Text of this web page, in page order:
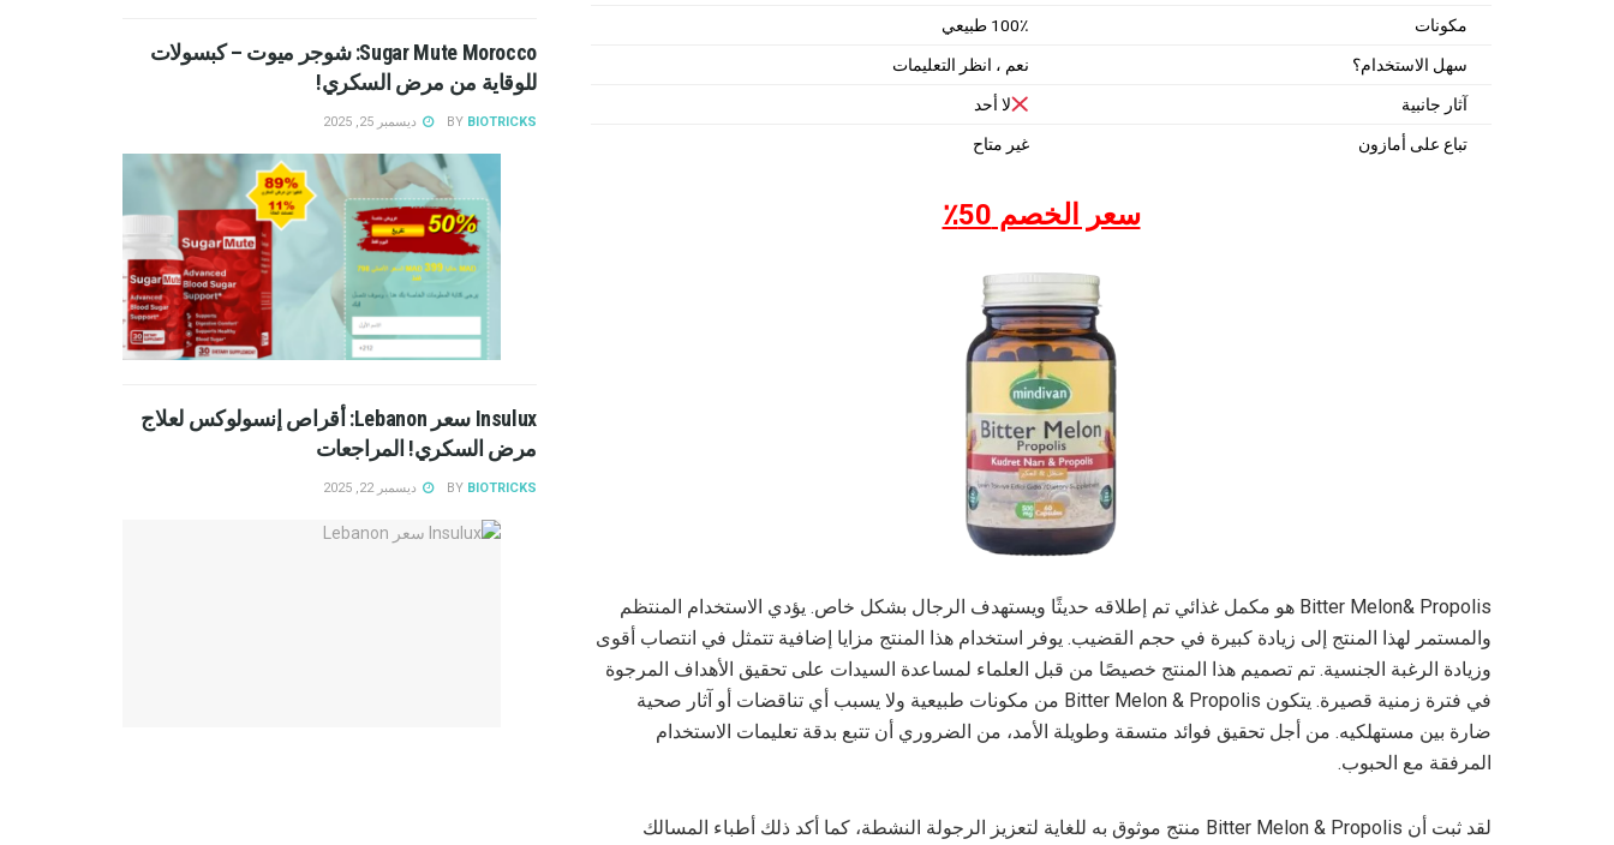
مكونات 100٪ طبيعي
سهل الاستخدام؟ نعم ، انظر التعليمات
آثار جانبية لا أحد
تباع على أمازون غير متاح
سعر الخصم 50٪
Bitter Melon& Propolis هو مكمل غذائي تم إطلاقه حديثًا ويستهدف الرجال بشكل خاص. يؤدي الاستخدام المنتظم
والمستمر لهذا المنتج إلى زيادة كبيرة في حجم القضيب. يوفر استخدام هذا المنتج مزايا إضافية تتمثل في انتصاب أقوى
وزيادة الرغبة الجنسية. تم تصميم هذا المنتج خصيصًا من قبل العلماء لمساعدة السيدات على تحقيق الأهداف المرجوة
في فترة زمنية قصيرة. يتكون Bitter Melon & Propolis من مكونات طبيعية ولا يسبب أي تناقضات أو آثار صحية
ضارة بين مستهلكيه. من أجل تحقيق فوائد متسقة وطويلة الأمد، من الضروري أن تتبع بدقة تعليمات الاستخدام
المرفقة مع الحبوب.
لقد ثبت أن Bitter Melon & Propolis منتج موثوق به للغاية لتعزيز الرجولة النشطة، كما أكد ذلك أطباء المسالك
Sugar Mute Morocco: شوجر ميوت – كبسولات
للوقاية من مرض السكري!
BY BIOTRICKS ديسمبر 25, 2025
Insulux سعر Lebanon: أقراص إنسولوكس لعلاج
مرض السكري! المراجعات
BY BIOTRICKS ديسمبر 22, 2025